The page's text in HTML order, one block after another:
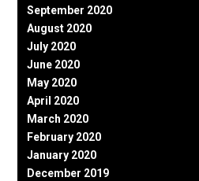
September 2020
August 2020
July 2020
June 2020
May 2020
April 2020
March 2020
February 2020
January 2020
December 2019